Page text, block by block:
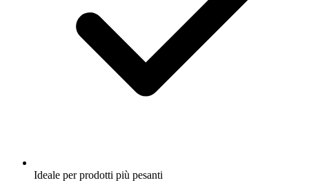
Ideale per prodotti più pesanti